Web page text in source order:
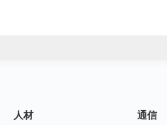
人材
通信